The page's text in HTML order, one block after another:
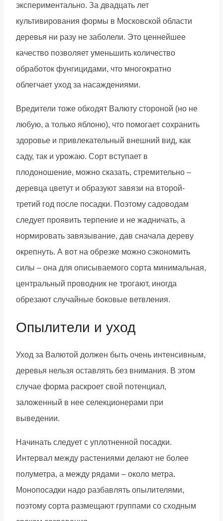
экспериментально. За двадцать лет
культивирования формы в Московской области
деревья ни разу не заболели. Это ценнейшее
качество позволяет уменьшить количество
обработок фунгицидами, что многократно
облегчает уход за насаждениями.
Вредители тоже обходят Валюту стороной (но не
любую, а только яблоню), что помогает сохранить
здоровье и привлекательный внешний вид, как
саду, так и урожаю. Сорт вступает в
плодоношение, можно сказать, стремительно –
деревца цветут и образуют завязи на второй-
третий год после посадки. Поэтому садоводам
следует проявить терпение и не жадничать, а
нормировать завязывание, дав сначала дереву
окрепнуть. А вот на обрезке можно сэкономить
силы – она для описываемого сорта минимальная,
центральный проводник не трогают, иногда
обрезают случайные боковые ветвления.
Опылители и уход
Уход за Валютой должен быть очень интенсивным,
деревья нельзя оставлять без внимания. В этом
случае форма раскроет свой потенциал,
заложенный в нее селекционерами при
выведении.
Начинать следует с уплотненной посадки.
Интервал между растениями делают не более
полуметра, а между рядами – около метра.
Монопосадки надо разбавлять опылителями,
поэтому сорта размещают группами со сходным